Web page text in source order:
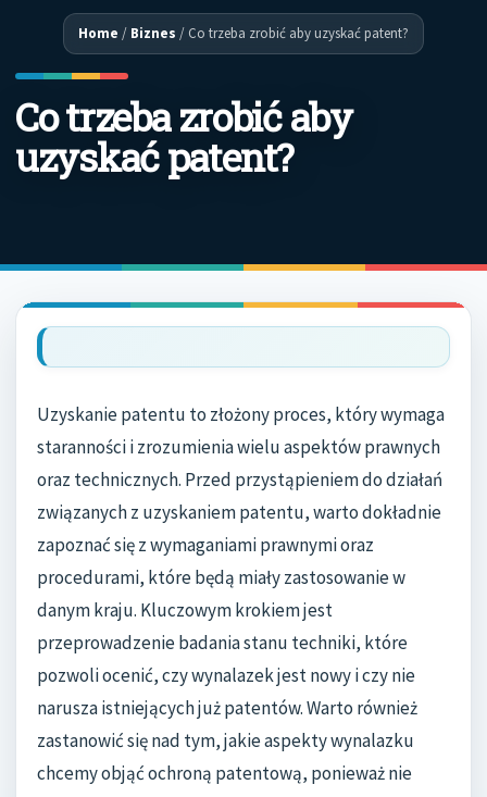
Home / Biznes / Co trzeba zrobić aby uzyskać patent?
Co trzeba zrobić aby
uzyskać patent?
Uzyskanie patentu to złożony proces, który wymaga
staranności i zrozumienia wielu aspektów prawnych
oraz technicznych. Przed przystąpieniem do działań
związanych z uzyskaniem patentu, warto dokładnie
zapoznać się z wymaganiami prawnymi oraz
procedurami, które będą miały zastosowanie w
danym kraju. Kluczowym krokiem jest
przeprowadzenie badania stanu techniki, które
pozwoli ocenić, czy wynalazek jest nowy i czy nie
narusza istniejących już patentów. Warto również
zastanowić się nad tym, jakie aspekty wynalazku
chcemy objąć ochroną patentową, ponieważ nie